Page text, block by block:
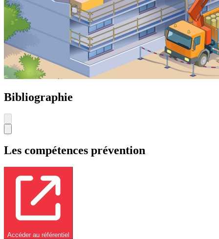
Bibliographie
Les compétences prévention
Accéder au référentiel